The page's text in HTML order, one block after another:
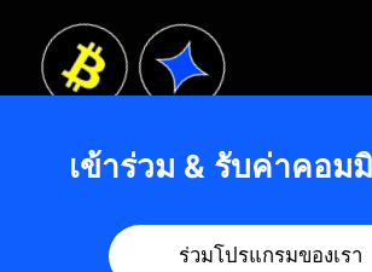
เข้าร่วม & รับค่าคอม
ร่วมโปรแกรมของเรา